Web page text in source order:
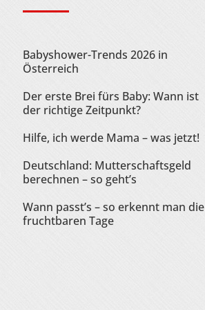
Babyshower-Trends 2026 in
Österreich
Der erste Brei fürs Baby: Wann ist
der richtige Zeitpunkt?
Hilfe, ich werde Mama – was jetzt!
Deutschland: Mutterschaftsgeld
berechnen – so geht’s
Wann passt’s – so erkennt man die
fruchtbaren Tage